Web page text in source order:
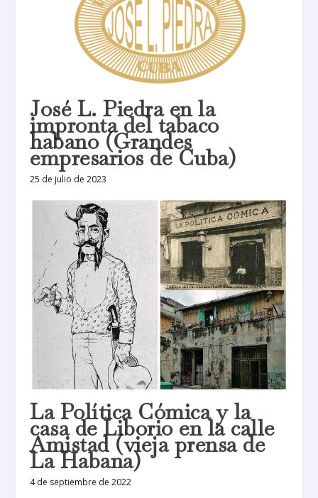
José L. Piedra en la
impronta del tabaco
habano (Grandes
empresarios de Cuba)
25 de julio de 2023
La Política Cómica y la
casa de Liborio en la calle
Amistad (vieja prensa de
La Habana)
4 de septiembre de 2022